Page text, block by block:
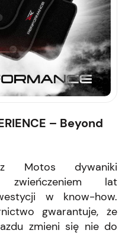
– Beyond
Motos dywaniki
lat
w know-how.
gwarantuje, że
zmieni się nie do